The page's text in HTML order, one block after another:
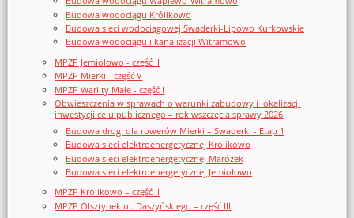
Budowa wodociągu Królikowo
Budowa sieci wodociągowej Swaderki-Lipowo Kurkowskie
Budowa wodociągu i kanalizacji Witramowo
MPZP Jemiołowo - część II
MPZP Mierki - część V
MPZP Warlity Małe - część I
Obwieszczenia w sprawach o warunki zabudowy i lokalizacji
inwestycji celu publicznego – rok wszczęcia sprawy 2026
Budowa drogi dla rowerów Mierki – Swaderki - Etap 1
Budowa sieci elektroenergetycznej Królikowo
Budowa sieci elektroenergetycznej Marózek
Budowa sieci elektroenergetycznej Jemiołowo
MPZP Królikowo – część II
MPZP Olsztynek ul. Daszyńskiego – część III